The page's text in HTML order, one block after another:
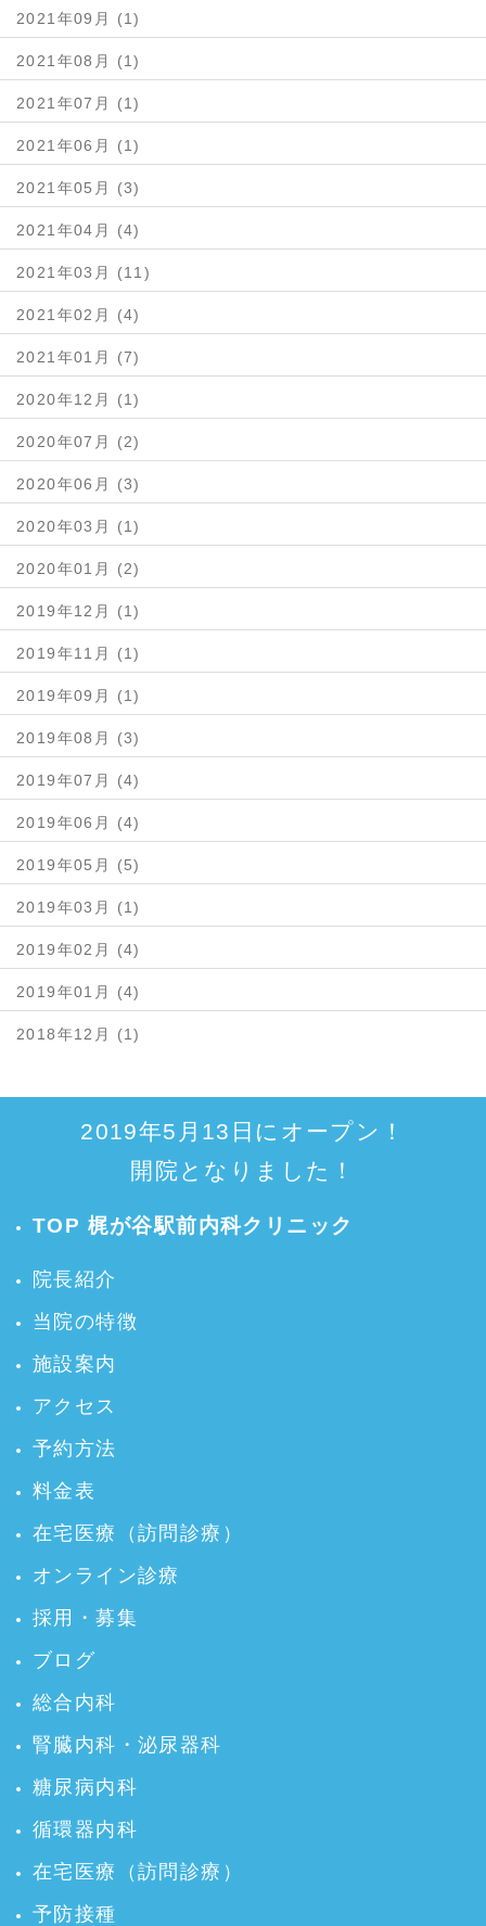
2021年09月 (1)
2021年08月 (1)
2021年07月 (1)
2021年06月 (1)
2021年05月 (3)
2021年04月 (4)
2021年03月 (11)
2021年02月 (4)
2021年01月 (7)
2020年12月 (1)
2020年07月 (2)
2020年06月 (3)
2020年03月 (1)
2020年01月 (2)
2019年12月 (1)
2019年11月 (1)
2019年09月 (1)
2019年08月 (3)
2019年07月 (4)
2019年06月 (4)
2019年05月 (5)
2019年03月 (1)
2019年02月 (4)
2019年01月 (4)
2018年12月 (1)
2019年5月13日にオープン！
開院となりました！
TOP 梶が谷駅前内科クリニック
院長紹介
当院の特徴
施設案内
アクセス
予約方法
料金表
在宅医療（訪問診療）
オンライン診療
採用・募集
ブログ
総合内科
腎臓内科・泌尿器科
糖尿病内科
循環器内科
在宅医療（訪問診療）
予防接種